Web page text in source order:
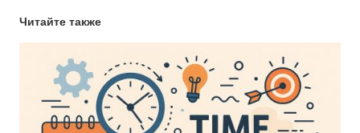
Читайте также